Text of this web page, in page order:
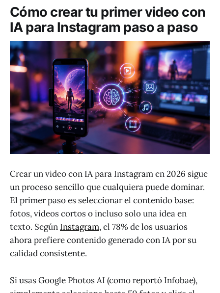
Cómo crear tu primer video con
IA para Instagram paso a paso
Crear un video con IA para Instagram en 2026 sigue
un proceso sencillo que cualquiera puede dominar.
El primer paso es seleccionar el contenido base:
fotos, videos cortos o incluso solo una idea en
texto. Según Instagram, el 78% de los usuarios
ahora prefiere contenido generado con IA por su
calidad consistente.
Si usas Google Photos AI (como reportó Infobae),